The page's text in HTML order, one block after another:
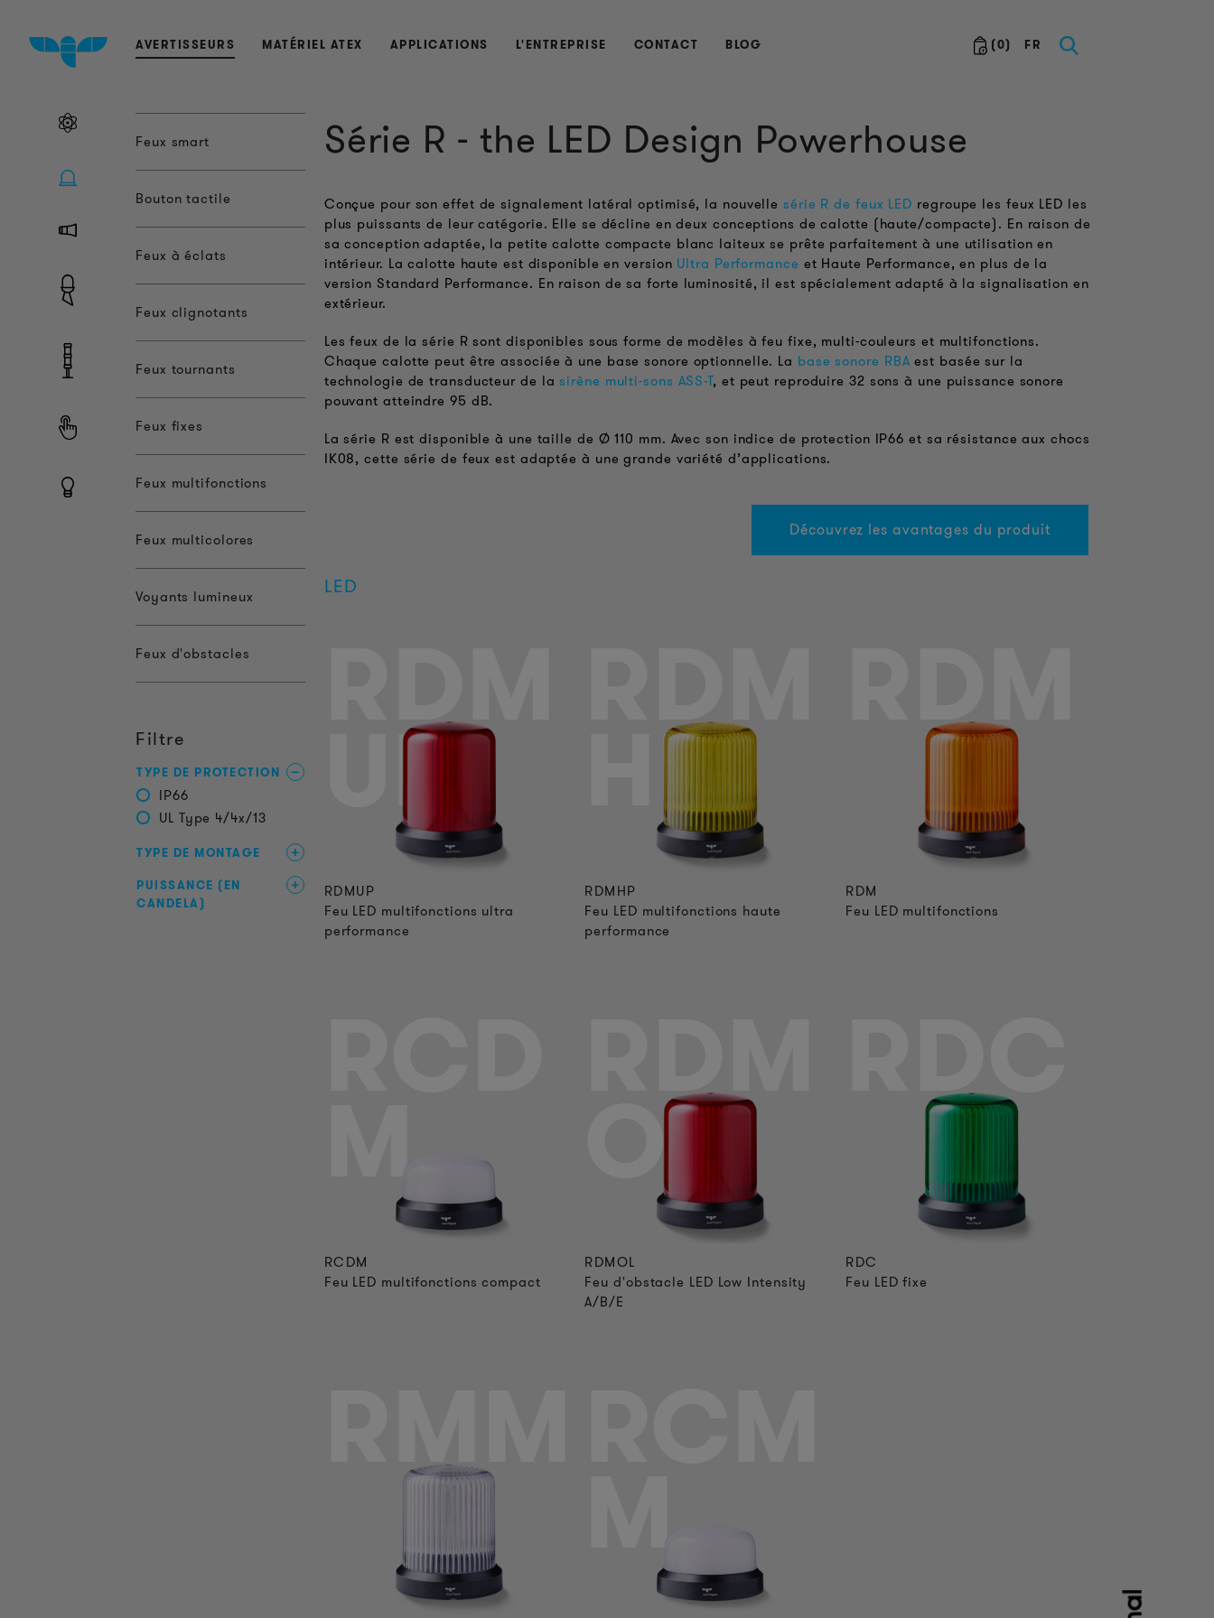
(0) FR
AVERTISSEURS MATÉRIEL ATEX APPLICATIONS L'ENTREPRISE CONTACT BLOG
Feux smart
Bouton tactile
Feux à éclats
Feux clignotants
Feux tournants
Feux fixes
Feux multifonctions
Feux multicolores
Voyants lumineux
Feux d'obstacles
Filtre
TYPE DE PROTECTION
IP66
UL Type 4/4x/13
TYPE DE MONTAGE
PUISSANCE (EN
CANDELA)
Série R - the LED Design Powerhouse
Conçue pour son effet de signalement latéral optimisé, la nouvelle série R de feux LED regroupe les feux LED les
plus puissants de leur catégorie. Elle se décline en deux conceptions de calotte (haute/compacte). En raison de
sa conception adaptée, la petite calotte compacte blanc laiteux se prête parfaitement à une utilisation en
intérieur. La calotte haute est disponible en version Ultra Performance et Haute Performance, en plus de la
version Standard Performance. En raison de sa forte luminosité, il est spécialement adapté à la signalisation en
extérieur.
Les feux de la série R sont disponibles sous forme de modèles à feu fixe, multi-couleurs et multifonctions.
Chaque calotte peut être associée à une base sonore optionnelle. La base sonore RBA est basée sur la
technologie de transducteur de la sirène multi-sons ASS-T, et peut reproduire 32 sons à une puissance sonore
pouvant atteindre 95 dB.
La série R est disponible à une taille de Ø 110 mm. Avec son indice de protection IP66 et sa résistance aux chocs
IK08, cette série de feux est adaptée à une grande variété d’applications.
Découvrez les avantages du produit
LED
RDM
UP
RDMUP
Feu LED multifonctions ultra
performance
RDM
HP
RDMHP
Feu LED multifonctions haute
performance
RDM
RDM
Feu LED multifonctions
RCDM
Feu LED multifonctions compact
RDM
OL
RDMOL
Feu d'obstacle LED Low Intensity
A/B/E
RDC
RDC
Feu LED fixe
RMM